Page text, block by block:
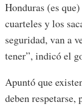
Honduras (es
cuarteles y los
seguridad, van a
tener”, indicó el
Apuntó que
deben respetarse,